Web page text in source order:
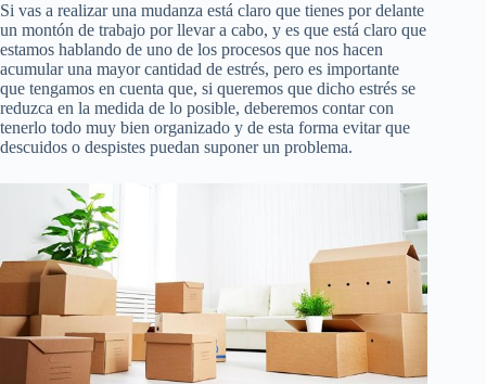
Si vas a realizar una mudanza está claro que tienes por delante
un montón de trabajo por llevar a cabo, y es que está claro que
estamos hablando de uno de los procesos que nos hacen
acumular una mayor cantidad de estrés, pero es importante
que tengamos en cuenta que, si queremos que dicho estrés se
reduzca en la medida de lo posible, deberemos contar con
tenerlo todo muy bien organizado y de esta forma evitar que
descuidos o despistes puedan suponer un problema.